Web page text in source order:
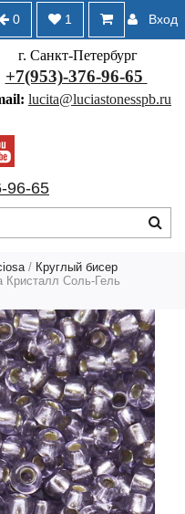
Вход
1
0
г. Санкт-Петербург
+7(953)-376-96-65
lucita@luciastonesspb.ru
96-65
/ Круглый бисер
Кристалл Соль-Гель